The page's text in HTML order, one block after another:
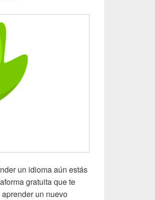
un idioma aún estás
gratuita que te
un nuevo